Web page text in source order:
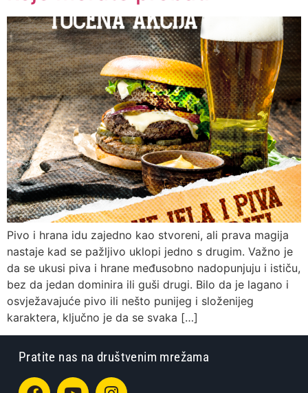
Pivo i hrana idu zajedno kao stvoreni, ali prava magija
nastaje kad se pažljivo uklopi jedno s drugim. Važno je
da se ukusi piva i hrane međusobno nadopunjuju i ističu,
bez da jedan dominira ili guši drugi. Bilo da je lagano i
osvježavajuće pivo ili nešto punijeg i složenijeg
karaktera, ključno je da se svaka […]
Pratite nas na društvenim mrežama